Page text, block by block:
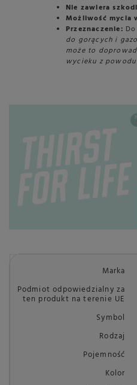
Nie zawiera
Możliwość mycia
Przeznaczenie:
do gorących i
może to
wycieku z
Marka
Podmiot odpowiedzialny za
ten produkt na terenie UE
Symbol
Rodzaj
Pojemność
Kolor